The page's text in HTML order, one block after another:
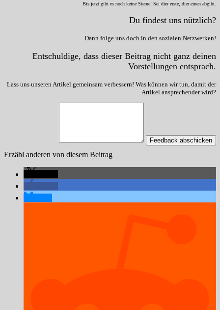
Bis jetzt gibt es noch keine Sterne! Sei dier erste, dier einen abgibt.
Du findest uns nützlich?
Dann folge uns doch in den sozialen Netzwerken!
Entschuldige, dass dieser Beitrag nicht ganz deinen
Vorstellungen entsprach.
Lass uns unseren Artikel gemeinsam verbessern! Was können wir tun, damit der
Artikel ansprechender wird?
Feedback abschicken
Erzähl anderen von diesem Beitrag